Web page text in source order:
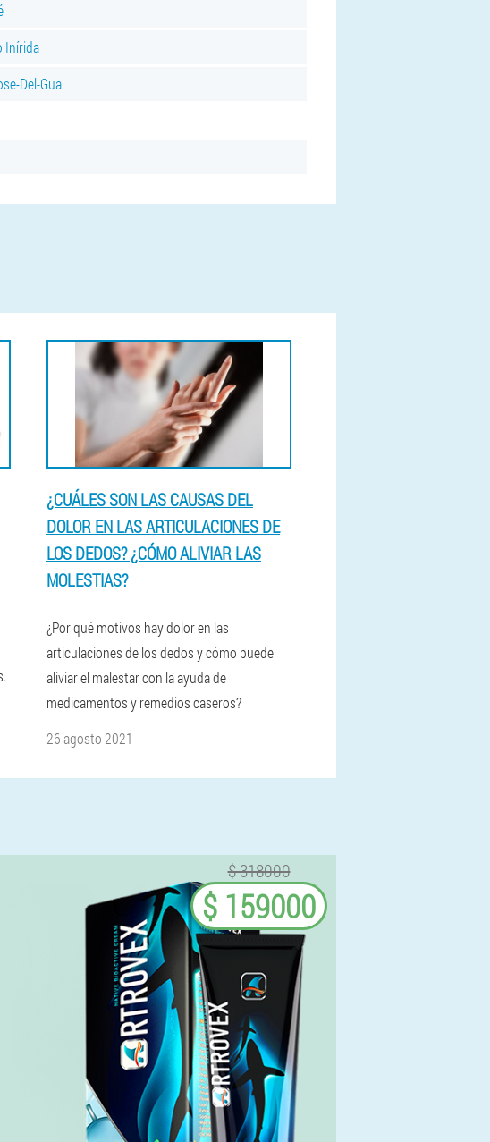
Inírida
Del-Gua
¿CUÁLES SON LAS CAUSAS DEL
DOLOR EN LAS ARTICULACIONES DE
LOS DEDOS? ¿CÓMO ALIVIAR LAS
MOLESTIAS?
¿Por qué motivos hay dolor en las
articulaciones de los dedos y cómo puede
aliviar el malestar con la ayuda de
medicamentos y remedios caseros?
26 agosto 2021
$ 318000
$ 159000